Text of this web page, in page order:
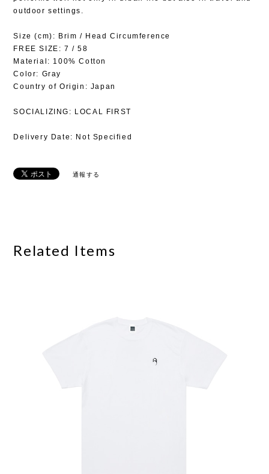
outdoor settings.
Size (cm): Brim / Head Circumference
FREE SIZE: 7 / 58
Material: 100% Cotton
Color: Gray
Country of Origin: Japan
SOCIALIZING: LOCAL FIRST
Delivery Date: Not Specified
通報する
Related Items